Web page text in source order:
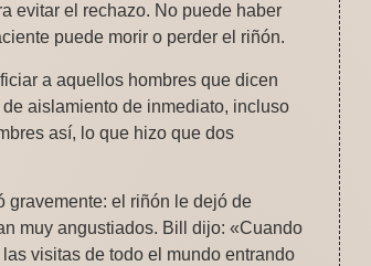
evitar el rechazo. No puede haber
puede morir o perder el riñón.
a aquellos hombres que dicen
aislamiento de inmediato, incluso
así, lo que hizo que dos
gravemente: el riñón le dejó de
muy angustiados. Bill dijo: «Cuando
visitas de todo el mundo entrando